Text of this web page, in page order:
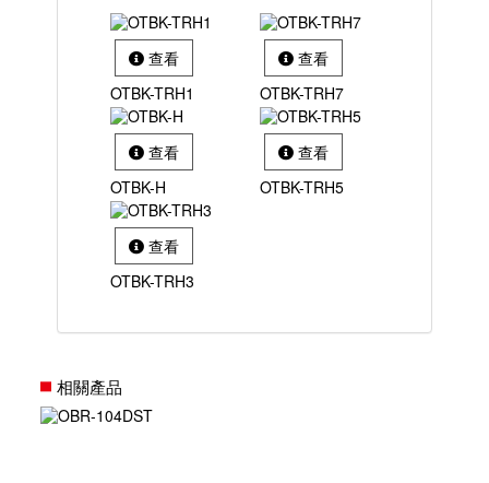
查看
OTBK-TRH1
查看
OTBK-TRH7
查看
OTBK-H
查看
OTBK-TRH5
查看
OTBK-TRH3
相關產品